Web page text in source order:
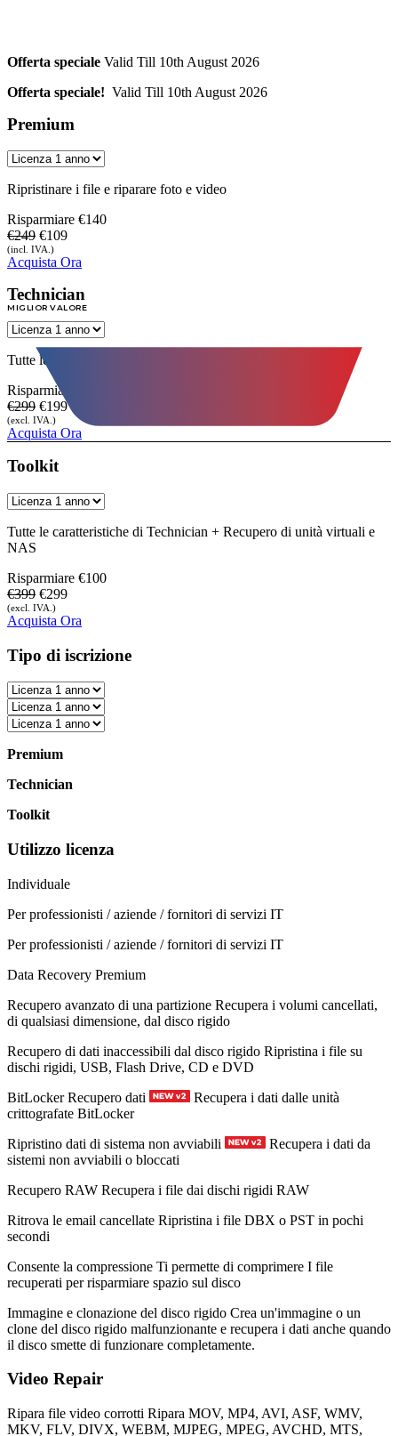
Offerta speciale Valid Till 10th August 2026
Offerta speciale! Valid Till 10th August 2026
Premium
Ripristinare i file e riparare foto e video
Risparmiare €140
€249 €109
(incl. IVA.)
Acquista Ora
MIGLIOR VALORE
Technician
Tutte le caratteristiche di Premium + recupero RAID 0, 5, 6
Risparmiare
€299 €199
(excl. IVA.)
Acquista Ora
Toolkit
Tutte le caratteristiche di Technician + Recupero di unità virtuali e
NAS
Risparmiare €100
€399 €299
(excl. IVA.)
Acquista Ora
Tipo di iscrizione
Premium
Technician
Toolkit
Utilizzo licenza
Individuale
Per professionisti / aziende / fornitori di servizi IT
Per professionisti / aziende / fornitori di servizi IT
Data Recovery Premium
Recupero avanzato di una partizione Recupera i volumi cancellati,
di qualsiasi dimensione, dal disco rigido
Recupero di dati inaccessibili dal disco rigido Ripristina i file su
dischi rigidi, USB, Flash Drive, CD e DVD
BitLocker Recupero dati
Recupera i dati dalle unità
crittografate BitLocker
Ripristino dati di sistema non avviabili
Recupera i dati da
sistemi non avviabili o bloccati
Recupero RAW Recupera i file dai dischi rigidi RAW
Ritrova le email cancellate Ripristina i file DBX o PST in pochi
secondi
Consente la compressione Ti permette di comprimere I file
recuperati per risparmiare spazio sul disco
Immagine e clonazione del disco rigido Crea un'immagine o un
clone del disco rigido malfunzionante e recupera i dati anche quando
il disco smette di funzionare completamente.
Video Repair
Ripara file video corrotti Ripara MOV, MP4, AVI, ASF, WMV,
MKV, FLV, DIVX, WEBM, MJPEG, MPEG, AVCHD, MTS,